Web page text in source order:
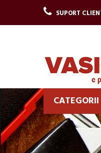
SUPORT
CATEGORII